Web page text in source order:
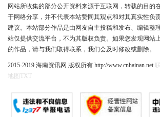
网站所收集的部分公开资料来源于互联网，转载的目的
于网络分享，并不代表本站赞同其观点和对其真实性负
建议。本站部分作品是由网友自主投稿和发布、编辑整
站仅提供交流平台，不为其版权负责。如果您发现网站
的作品，请与我们取得联系，我们会及时修改或删除。
2015-2019 海南资讯网 版权所有 http://www.cnhainan.net
地图
TXT